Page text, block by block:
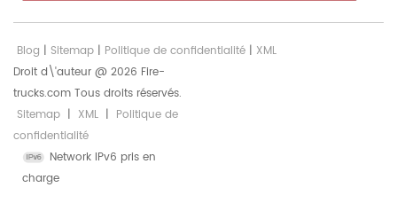
Blog | Sitemap | Politique de confidentialité | XML
Droit d\'auteur @ 2026 Fire-
trucks.com Tous droits réservés.
Sitemap | XML | Politique de
confidentialité
Network IPv6 pris en
charge